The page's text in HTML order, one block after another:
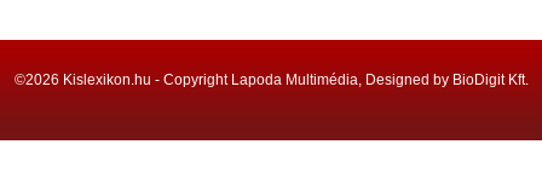
©2026 Kislexikon.hu - Copyright Lapoda Multimédia, Designed by BioDigit Kft.